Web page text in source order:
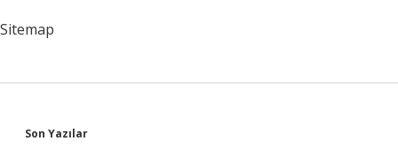
Sitemap
Sidebar
Son Yazılar